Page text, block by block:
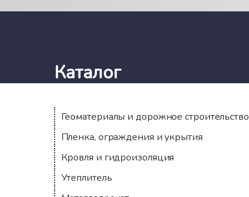
Каталог
Геоматериалы и дорожное строительство
Пленка, ограждения и укрытия
Кровля и гидроизоляция
Утеплитель